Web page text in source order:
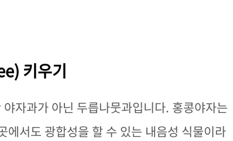
키우기
자과가 아닌 두릅나뭇과입니다. 홍콩야자는
에서도 광합성을 할 수 있는 내음성 식물이라